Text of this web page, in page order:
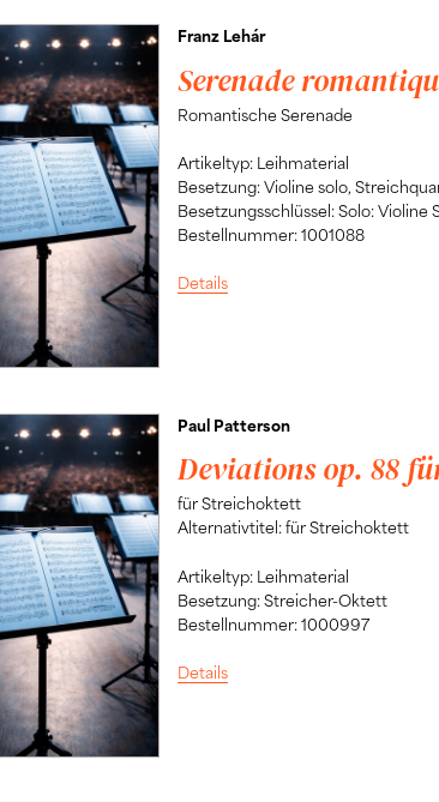
Franz Lehár
Serenade
Romantische Serenade
Artikeltyp: Leihmaterial
Besetzung: Violine solo,
Besetzungsschlüssel: Solo: Violine
Bestellnummer: 1001088
Details
Paul Patterson
Deviations op. 88
für Streichoktett
Alternativtitel: für Streichoktett
Artikeltyp: Leihmaterial
Besetzung: Streicher-Oktett
Bestellnummer: 1000997
Details